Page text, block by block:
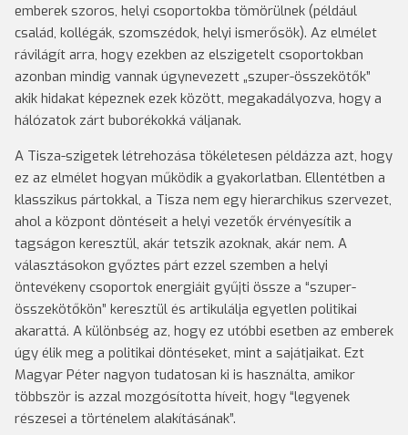
emberek szoros, helyi csoportokba tömörülnek (például
család, kollégák, szomszédok, helyi ismerősök). Az elmélet
rávilágít arra, hogy ezekben az elszigetelt csoportokban
azonban mindig vannak úgynevezett „szuper-összekötők”
akik hidakat képeznek ezek között, megakadályozva, hogy a
hálózatok zárt buborékokká váljanak.
A Tisza-szigetek létrehozása tökéletesen példázza azt, hogy
ez az elmélet hogyan működik a gyakorlatban. Ellentétben a
klasszikus pártokkal, a Tisza nem egy hierarchikus szervezet,
ahol a központ döntéseit a helyi vezetők érvényesítik a
tagságon keresztül, akár tetszik azoknak, akár nem. A
választásokon győztes párt ezzel szemben a helyi
öntevékeny csoportok energiáit gyűjti össze a “szuper-
összekötőkön” keresztül és artikulálja egyetlen politikai
akarattá. A különbség az, hogy ez utóbbi esetben az emberek
úgy élik meg a politikai döntéseket, mint a sajátjaikat. Ezt
Magyar Péter nagyon tudatosan ki is használta, amikor
többször is azzal mozgósította híveit, hogy “legyenek
részesei a történelem alakításának”.